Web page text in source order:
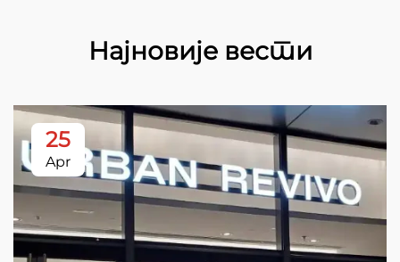
Најновије вести
25
Apr